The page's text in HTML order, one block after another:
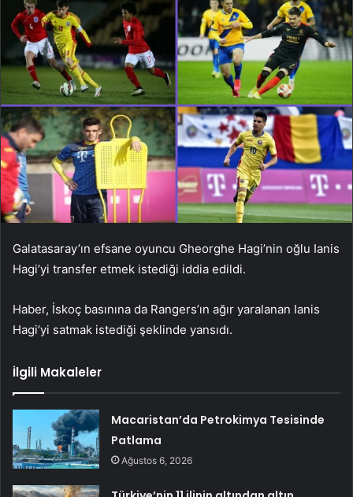
Galatasaray’ın efsane oyuncu Gheorghe Hagi’nin oğlu Ianis
Hagi’yi transfer etmek istediği iddia edildi.
Haber, İskoç basınına da Rangers’ın ağır yaralanan Ianis
Hagi’yi satmak istediği şeklinde yansıdı.
İlgili Makaleler
Macaristan’da Petrokimya Tesisinde
Patlama
Ağustos 6, 2026